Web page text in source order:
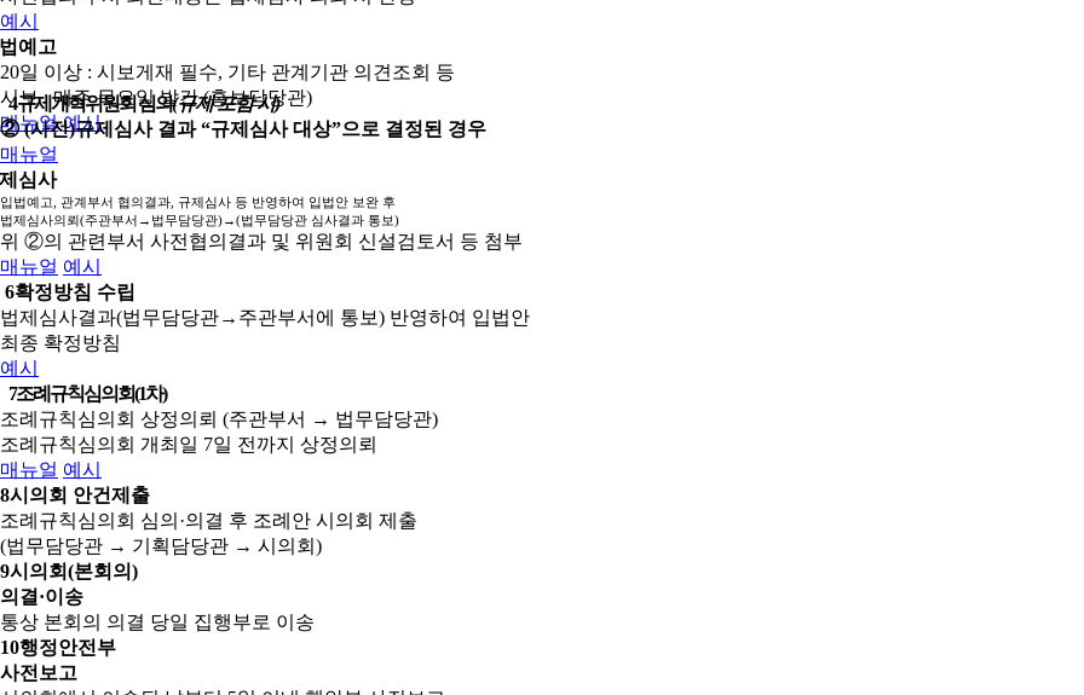
예시
예고
20일 이상 : 시보게재 필수, 기타 관계기관 의견조회 등
시보 : 매주 목요일 발간 (홍보담당관)
매뉴얼 예시
4규제개혁위원회 심의(규제 포함 시)
② (사전)규제심사 결과 “규제심사 대상”으로 결정된 경우
매뉴얼
심사
입법예고, 관계부서 협의결과, 규제심사 등 반영하여 입법안 보완 후
법제심사의뢰(주관부서→법무담당관)→(법무담당관 심사결과 통보)
위 ②의 관련부서 사전협의결과 및 위원회 신설검토서 등 첨부
매뉴얼 예시
6확정방침 수립
법제심사결과(법무담당관→주관부서에 통보) 반영하여 입법안
최종 확정방침
예시
7조례규칙심의회(1차)
조례규칙심의회 상정의뢰 (주관부서 → 법무담당관)
조례규칙심의회 개최일 7일 전까지 상정의뢰
매뉴얼 예시
8시의회 안건제출
조례규칙심의회 심의·의결 후 조례안 시의회 제출
(법무담당관 → 기획담당관 → 시의회)
9시의회(본회의)
의결·이송
통상 본회의 의결 당일 집행부로 이송
10행정안전부
사전보고